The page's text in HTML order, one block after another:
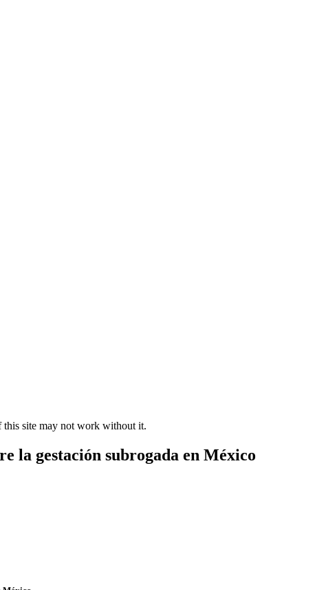
this site may not work without it.
la gestación subrogada en México